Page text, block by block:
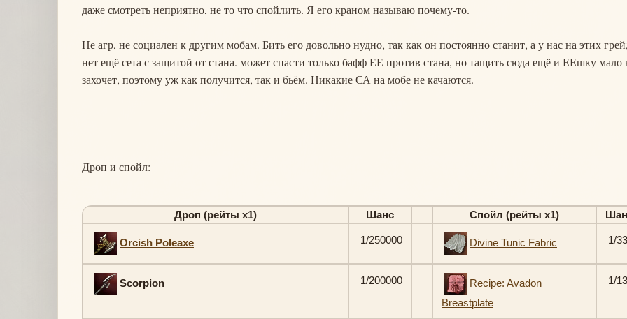
даже смотреть неприятно, не то что спойлить. Я его краном называю почему-то.
Не агр, не социален к другим мобам. Бить его довольно нудно, так как он постоянно станит, а у нас на этих
нет ещё сета с защитой от стана. может спасти только бафф ЕЕ против стана, но тащить сюда ещё и ЕЕшку мало
захочет, поэтому уж как получится, так и бьём. Никакие СА на мобе не качаются.
Дроп и спойл:
Дроп (рейты х1) Шанс Спойл (рейты х1)
Orcish Poleaxe 1/250000 Divine Tunic Fabric 1/33
Scorpion 1/200000
Recipe: Avadon
Breastplate
1/